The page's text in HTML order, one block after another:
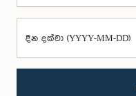
දින දක්වා (YYYY-MM-DD)